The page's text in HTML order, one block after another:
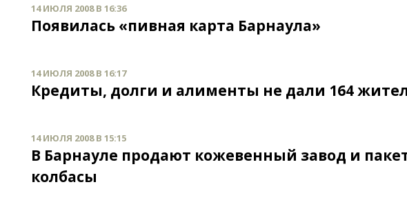
14 ИЮЛЯ 2008 В 16:36
Появилась «пивная карта Барнаула»
14 ИЮЛЯ 2008 В 16:17
Кредиты, долги и алименты не дали 164
14 ИЮЛЯ 2008 В 15:15
В Барнауле продают кожевенный завод и
колбасы